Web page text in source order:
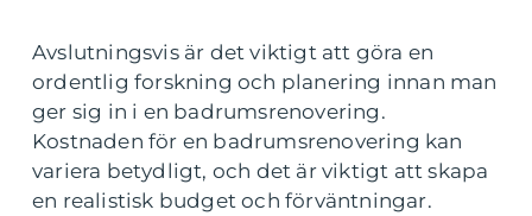
Avslutningsvis är det viktigt att göra en
ordentlig forskning och planering innan man
ger sig in i en badrumsrenovering.
Kostnaden för en badrumsrenovering kan
variera betydligt, och det är viktigt att skapa
en realistisk budget och förväntningar.